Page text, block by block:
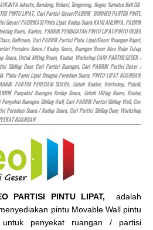
Jakarta, Bandung, Bekasi, Tangerang, Bogor, Sumatra Bali Dll.
PINTU LIPAT, Cari Partisi Geser/PABRIK BORNEO PARTISI PINTU
Geser/ PABRIKASI Pintu Lipat Kedap Suara KAMI AHLINYA, PABRIK
Room, Kantor, PABRIK PEMBUATAN PINTU LIPAT/PINTU GESER
Ballroom, Cari PABRIK Partisi Pintu Lipat/Geser Ruangan Rapat,
Peredam Suara / Kedap Suara, Ruangan Besar Bisa Buka Tutup,
Suara, Untuk Miting Room, Kantor, Workshop CARI PARTISI GESER /
Sliding Door, Cari Partisi Ruangan, Cari PABRIK Partisi Geser /
Panel Lipat Dengan Peredam Suara, PINTU LIPAT RUANGAN,
PARTISI PEREDAM SUARA, Untuk Kantor, Workshop, Pabrik,
Penyekat Ruangan Kedap Suara, Untuk Miting Room, Kantor,
Ruangan Sliding Wall, Cari PABRIK Partisi Sliding Wall, Cari
Peredam Suara / Kedap Suara, Cari Partisi Sliding Door, Workshop,
RUANGAN
PARTISI PINTU LIPAT, adalah
pintu Movable Wall pintu
penyekat ruangan / partisi